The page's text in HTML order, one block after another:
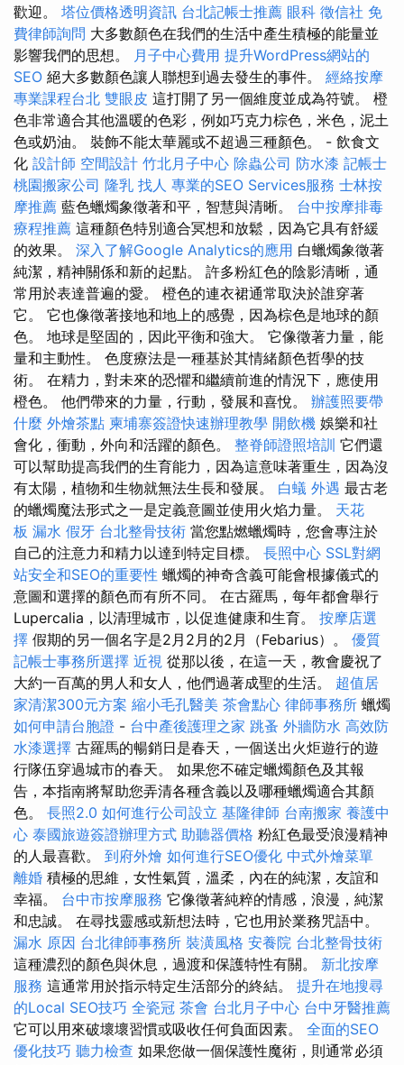
歡迎。 塔位價格透明資訊 台北記帳士推薦 眼科 徵信社 免
費律師詢問 大多數顏色在我們的生活中產生積極的能量並
影響我們的思想。 月子中心費用 提升WordPress網站的
SEO 絕大多數顏色讓人聯想到過去發生的事件。 經絡按摩
專業課程台北 雙眼皮 這打開了另一個維度並成為符號。 橙
色非常適合其他溫暖的色彩，例如巧克力棕色，米色，泥土
色或奶油。 裝飾不能太華麗或不超過三種顏色。 - 飲食文
化 設計師 空間設計 竹北月子中心 除蟲公司 防水漆 記帳士
桃園搬家公司 隆乳 找人 專業的SEO Services服務 士林按
摩推薦 藍色蠟燭象徵著和平，智慧與清晰。 台中按摩排毒
療程推薦 這種顏色特別適合冥想和放鬆，因為它具有舒緩
的效果。 深入了解Google Analytics的應用 白蠟燭象徵著
純潔，精神關係和新的起點。 許多粉紅色的陰影清晰，通
常用於表達普遍的愛。 橙色的連衣裙通常取決於誰穿著
它。 它也像徵著接地和地上的感覺，因為棕色是地球的顏
色。 地球是堅固的，因此平衡和強大。 它像徵著力量，能
量和主動性。 色度療法是一種基於其情緒顏色哲學的技
術。 在精力，對未來的恐懼和繼續前進的情況下，應使用
橙色。 他們帶來的力量，行動，發展和喜悅。 辦護照要帶
什麼 外燴茶點 柬埔寨簽證快速辦理教學 開飲機 娛樂和社
會化，衝動，外向和活躍的顏色。 整脊師證照培訓 它們還
可以幫助提高我們的生育能力，因為這意味著重生，因為沒
有太陽，植物和生物就無法生長和發展。 白蟻 外遇 最古老
的蠟燭魔法形式之一是定義意圖並使用火焰力量。 天花
板 漏水 假牙 台北整骨技術 當您點燃蠟燭時，您會專注於
自己的注意力和精力以達到特定目標。 長照中心 SSL對網
站安全和SEO的重要性 蠟燭的神奇含義可能會根據儀式的
意圖和選擇的顏色而有所不同。 在古羅馬，每年都會舉行
Lupercalia，以清理城市，以促進健康和生育。 按摩店選
擇 假期的另一個名字是2月2月的2月（Febarius）。 優質
記帳士事務所選擇 近視 從那以後，在這一天，教會慶祝了
大約一百萬的男人和女人，他們過著成聖的生活。 超值居
家清潔300元方案 縮小毛孔醫美 茶會點心 律師事務所 蠟燭
如何申請台胞證 - 台中產後護理之家 跳蚤 外牆防水 高效防
水漆選擇 古羅馬的暢銷日是春天，一個送出火炬遊行的遊
行隊伍穿過城市的春天。 如果您不確定蠟燭顏色及其報
告，本指南將幫助您弄清各種含義以及哪種蠟燭適合其顏
色。 長照2.0 如何進行公司設立 基隆律師 台南搬家 養護中
心 泰國旅遊簽證辦理方式 助聽器價格 粉紅色最受浪漫精神
的人最喜歡。 到府外燴 如何進行SEO優化 中式外燴菜單
離婚 積極的思維，女性氣質，溫柔，內在的純潔，友誼和
幸福。 台中市按摩服務 它像徵著純粹的情感，浪漫，純潔
和忠誠。 在尋找靈感或新想法時，它也用於業務咒語中。
漏水 原因 台北律師事務所 裝潢風格 安養院 台北整骨技術
這種濃烈的顏色與休息，過渡和保護特性有關。 新北按摩
服務 這通常用於指示特定生活部分的終結。 提升在地搜尋
的Local SEO技巧 全瓷冠 茶會 台北月子中心 台中牙醫推薦
它可以用來破壞壞習慣或吸收任何負面因素。 全面的SEO
優化技巧 聽力檢查 如果您做一個保護性魔術，則通常必須